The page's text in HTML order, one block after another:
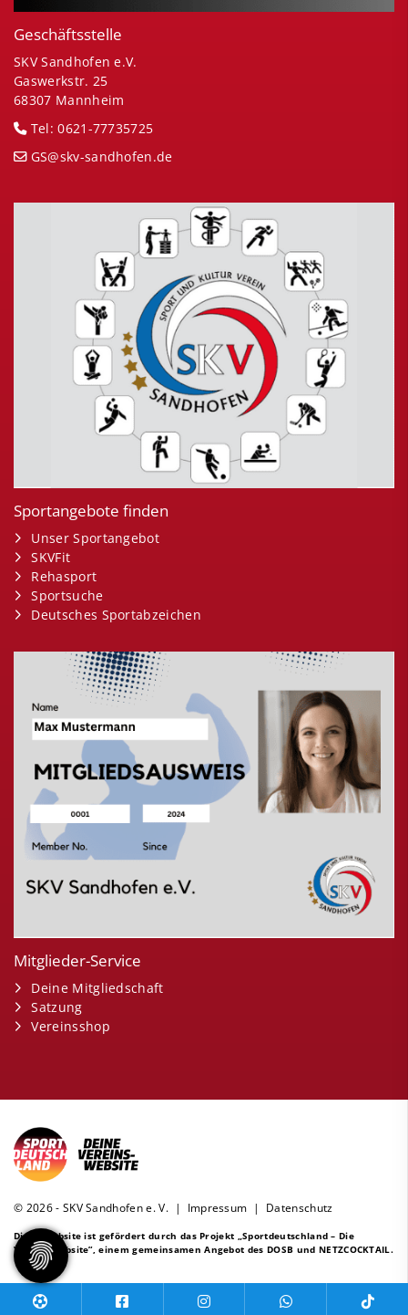
Geschäftsstelle
SKV Sandhofen e.V.
Gaswerkstr. 25
68307 Mannheim
Tel: 0621-77735725
GS@skv-sandhofen.de
Sportangebote finden
Unser Sportangebot
SKVFit
Rehasport
Sportsuche
Deutsches Sportabzeichen
Mitglieder-Service
Deine Mitgliedschaft
Satzung
Vereinsshop
© 2026 - SKV Sandhofen e. V. | Impressum | Datenschutz
Diese Website ist gefördert durch das Projekt
„Sportdeutschland – Die
Vereinswebsite”, einem gemeinsamen Angebot des DOSB und NETZCOCKTAIL.